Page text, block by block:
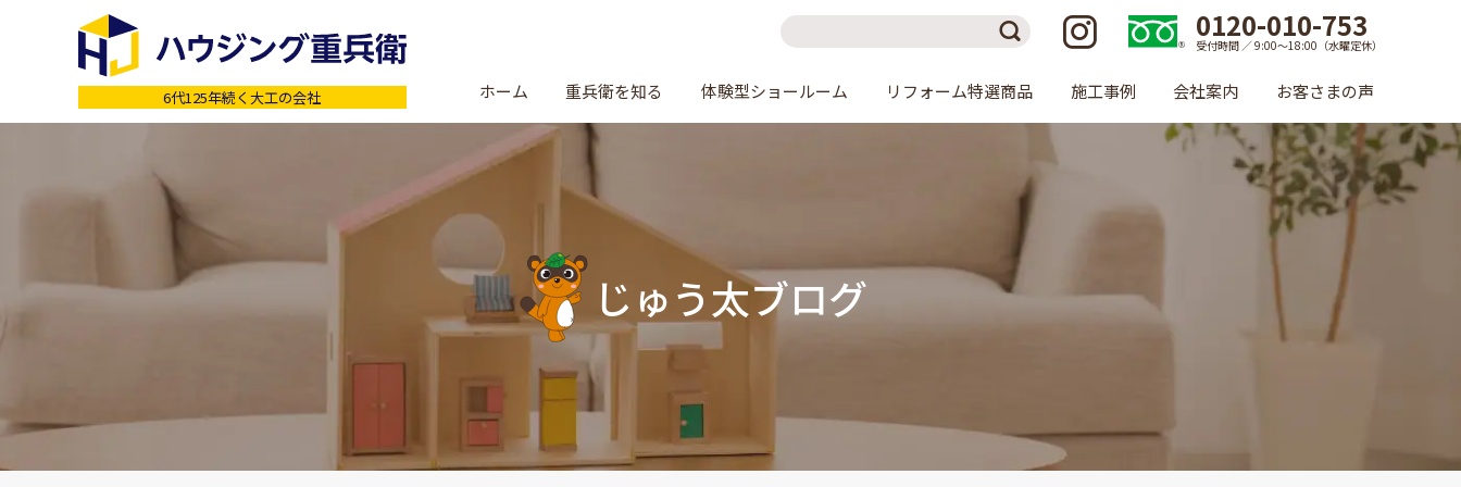
6代125年続く大工の会社
0120-010-753
受付時間 ／ 9:00〜18:00（水曜定休）
ホーム 重兵衛を知る 体験型ショールーム リフォーム特選商品 施工事例 会社案内 お客さまの声
じゅう太ブログ